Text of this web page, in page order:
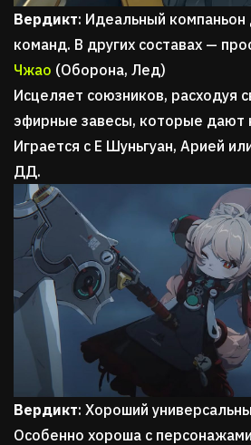
Вердикт: Идеальный
команд. В других составах —
Чжао (Оборона, Лед)
Исцеляет союзников, расходуя
эфирные завесы, которые дают
Играется с Е Шуньгуан, Арией
ДД.
Вердикт: Хороший
Особенно хороша с